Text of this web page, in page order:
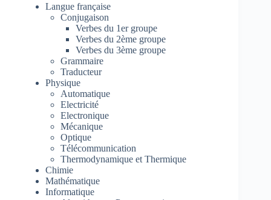
Langue française
Conjugaison
Verbes du 1er groupe
Verbes du 2ème groupe
Verbes du 3ème groupe
Grammaire
Traducteur
Physique
Automatique
Electricité
Electronique
Mécanique
Optique
Télécommunication
Thermodynamique et Thermique
Chimie
Mathématique
Informatique